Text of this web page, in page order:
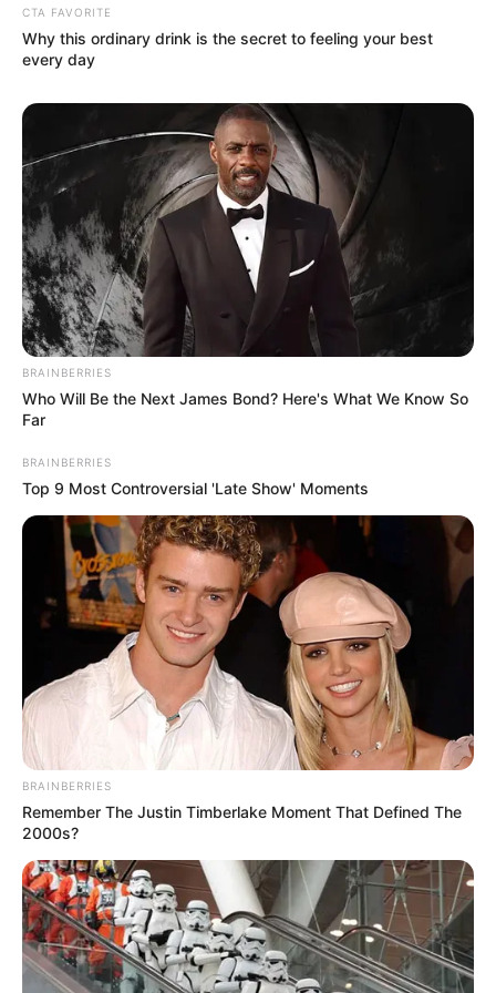
Outsiders à surveiller : la cote
séduisante pour une belle place
Rêve de Prince (5)
effectue une rentrée attendue
après une absence. Vainqueur d’un Quinté+ au
printemps, il retrouve un parcours qu’il apprécie.
Même s’il risque de manquer de rythme, il a déjà
prouvé son efficacité sur la fraîcheur.
Dinozaure (13)reste régulier à ce niveau et vient de
terminer quatrième d’un lot correct. L’allongement
parcours, il peut surprendre et décrocher une belle
allocation.
Furioso (11)voit sa situation au poids s’améliorer et
revient sur un tracé qui lui réussit. Sa marge est
faible, mais dans un terrain collant, il peut profiter
d’un rythme soutenu pour venir finir fort.
Les gros tocards du jour : deux
profils capables d’un coup d’éclat
Igloo Igloo (6)
n’a pas montré son vrai visage lors de
sa rentrée. Toutefois, il travaille bien le matin et
le terrain devient profond, il peut se glisser à belle
cote dans la bonne combinaison.
Instar de Rêve (8)dépend d’un tandem redoutable
et affiche une belle condition. Sa valeur handicap
CTA FAVORITE
Why this ordinary drink is the secret to feeling your best
every day
BRAINBERRIES
Who Will Be the Next James Bond? Here's What We Know So
Far
BRAINBERRIES
Top 9 Most Controversial 'Late Show' Moments
BRAINBERRIES
Remember The Justin Timberlake Moment That Defined The
2000s?